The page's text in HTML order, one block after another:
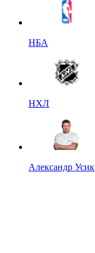
НБА
НХЛ
Александр Усик